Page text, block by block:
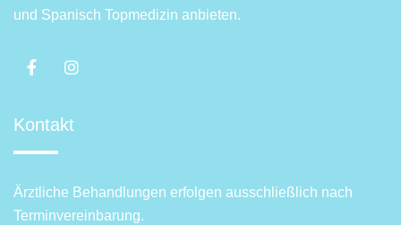
und Spanisch Topmedizin anbieten.
Kontakt
Ärztliche Behandlungen erfolgen ausschließlich nach
Terminvereinbarung.